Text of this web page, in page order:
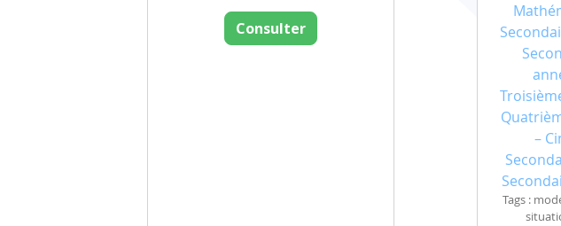
Consulter
–
Tags :